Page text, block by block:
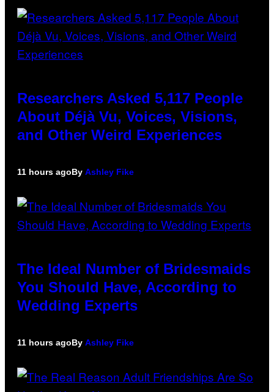
Researchers Asked 5,117 People
About Déjà Vu, Voices, Visions,
and Other Weird Experiences
11 hours agoBy Ashley Fike
The Ideal Number of Bridesmaids
You Should Have, According to
Wedding Experts
11 hours agoBy Ashley Fike